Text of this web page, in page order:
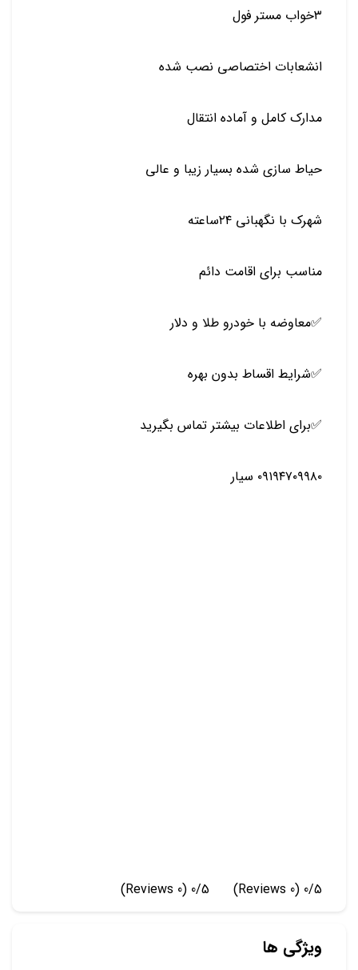
۳خواب مستر فول
انشعابات اختصاصی نصب شده
مدارک کامل و آماده انتقال
حیاط سازی شده بسیار زیبا و عالی
شهرک با نگهبانی ۲۴ساعته
مناسب برای اقامت دائم
✅️معاوضه با خودرو طلا و دلار
✅️شرایط اقساط بدون بهره
✅️برای اطلاعات بیشتر تماس بگیرید
۰۹۱۹۴۷۰۹۹۸۰ سیار
0/5
(0 Reviews)
0/5
(0 Reviews)
ویژگی ها